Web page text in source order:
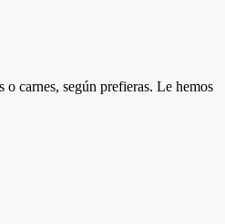
carnes, según prefieras. Le hemos